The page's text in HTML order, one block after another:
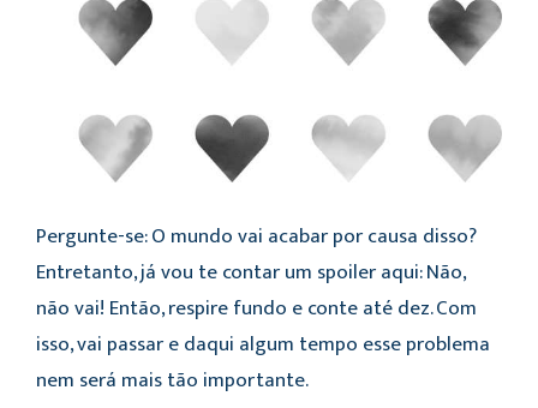
Pergunte-se: O mundo vai acabar por causa disso?
Entretanto, já vou te contar um spoiler aqui: Não,
não vai! Então, respire fundo e conte até dez. Com
isso, vai passar e daqui algum tempo esse problema
nem será mais tão importante.